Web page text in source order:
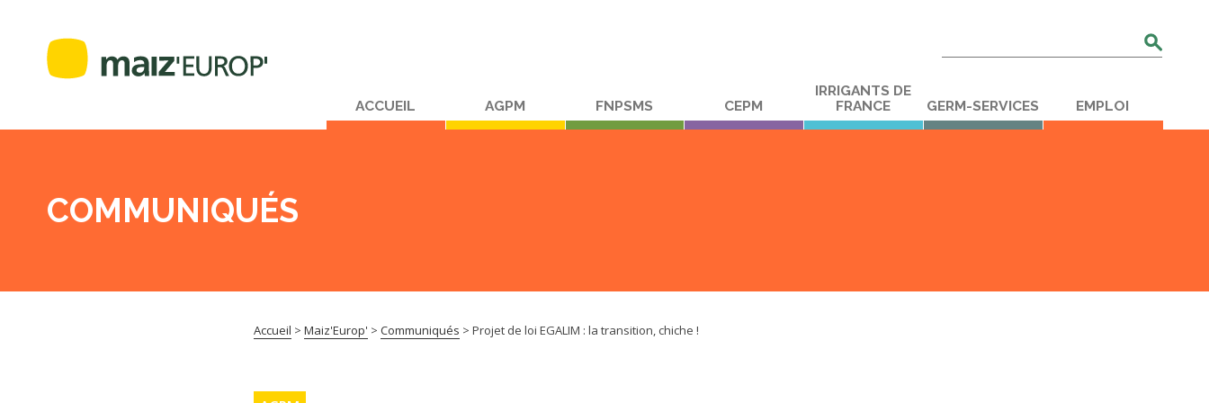
:
ACCUEIL AGPM FNPSMS CEPM
IRRIGANTS DE
FRANCE
GERM-SERVICES EMPLOI
COMMUNIQUÉS
Accueil > Maiz'Europ' > Communiqués > Projet de loi EGALIM : la transition, chiche !